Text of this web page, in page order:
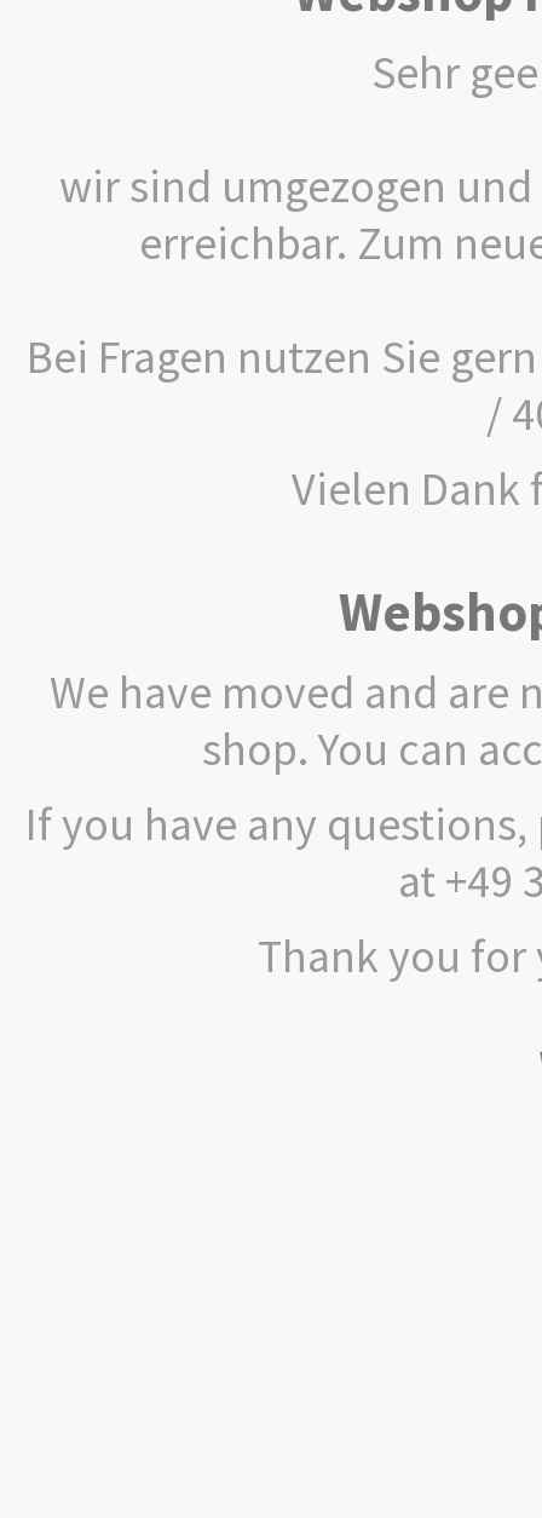
Sehr
wir sind umgezogen
erreichbar. Zum
Bei Fragen nutzen Sie
/
Vielen Dank
We have moved and
shop. You can
If you have any
at +49
Thank you